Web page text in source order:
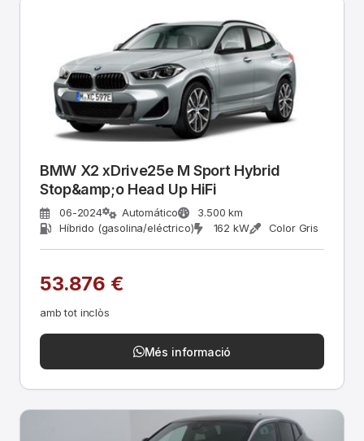
BMW X2 xDrive25e M Sport Hybrid
Stop&amp;o Head Up HiFi
06-2024 Automático
3.500 km
Híbrido (gasolina/eléctrico)
162 kW Color Gris
53.876 €
amb tot inclòs
Més informació